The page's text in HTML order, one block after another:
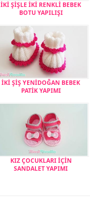
İKİ ŞİŞLE İKİ RENKLİ BEBEK
BOTU YAPILIŞI
İKİ ŞİŞ YENİDOĞAN BEBEK
PATİK YAPIMI
KIZ ÇOCUKLARI İÇİN
SANDALET YAPIMI